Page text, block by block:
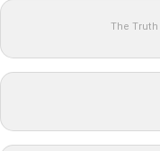
The